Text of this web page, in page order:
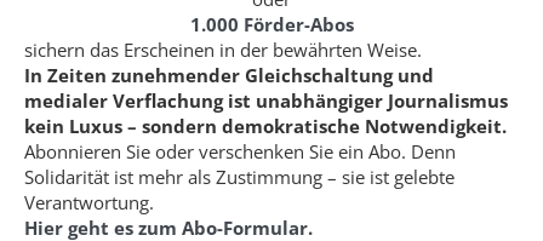
1.000 Förder-Abos
sichern das Erscheinen in der bewährten Weise.
In Zeiten zunehmender Gleichschaltung und
medialer Verflachung ist unabhängiger Journalismus
kein Luxus – sondern demokratische Notwendigkeit.
Abonnieren Sie oder verschenken Sie ein Abo. Denn
Solidarität ist mehr als Zustimmung – sie ist gelebte
Verantwortung.
Hier geht es zum Abo-Formular.